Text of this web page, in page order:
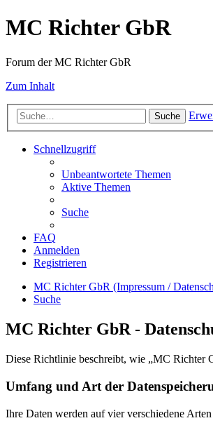
MC Richter GbR
Forum der MC Richter GbR
Zum Inhalt
Suche
Schnellzugriff
Unbeantwortete Themen
Aktive Themen
Suche
FAQ
Anmelden
Registrieren
MC Richter GbR (Impressum /
Suche
MC Richter GbR -
Diese Richtlinie beschreibt, wie „MC Richter
Umfang und Art der
Ihre Daten werden auf vier verschiedene Arten